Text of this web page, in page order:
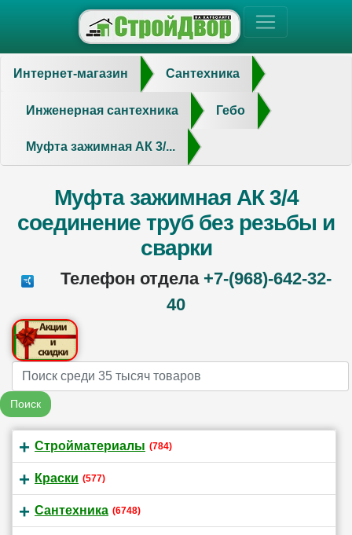
Интернет-магазин Сантехника
Инженерная сантехника Гебо
Муфта зажимная АК 3/...
Муфта зажимная АК 3/4
соединение труб без резьбы и
сварки
Телефон отдела +7-(968)-642-32-
40
Name
Поиск
Стройматериалы (784)
Краски (577)
Сантехника (6748)